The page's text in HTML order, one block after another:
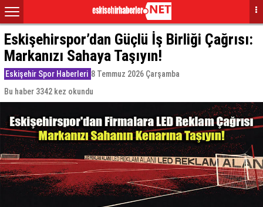
Eskişehirspor’dan Güçlü İş Birliği Çağrısı:
Markanızı Sahaya Taşıyın!
Eskişehir Spor Haberleri 8 Temmuz 2026 Çarşamba
Bu haber 3342 kez okundu